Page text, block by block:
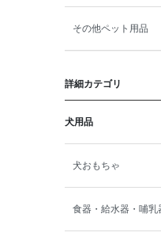
その他ペット用品
詳細カテゴリ
犬用品
犬おもちゃ
食器・給水器・哺乳